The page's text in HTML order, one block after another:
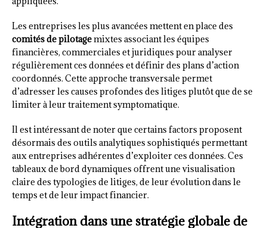
Les entreprises les plus avancées mettent en place des
comités de pilotagemixtes associant les équipes
financières, commerciales et juridiques pour analyser
régulièrement ces données et définir des plans d’action
coordonnés. Cette approche transversale permet
d’adresser les causes profondes des litiges plutôt que de se
limiter à leur traitement symptomatique.
Il est intéressant de noter que certains factors proposent
désormais des outils analytiques sophistiqués permettant
aux entreprises adhérentes d’exploiter ces données. Ces
tableaux de bord dynamiques offrent une visualisation
claire des typologies de litiges, de leur évolution dans le
temps et de leur impact financier.
Intégration dans une stratégie globale de